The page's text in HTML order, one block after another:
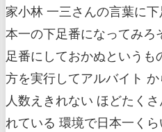
家小林 一三さんの言葉に
本一の下足番になってみろ
足番にしておかぬというも
方を実行してアルバイト
人数えきれない ほどたく
れている 環境で日本一く